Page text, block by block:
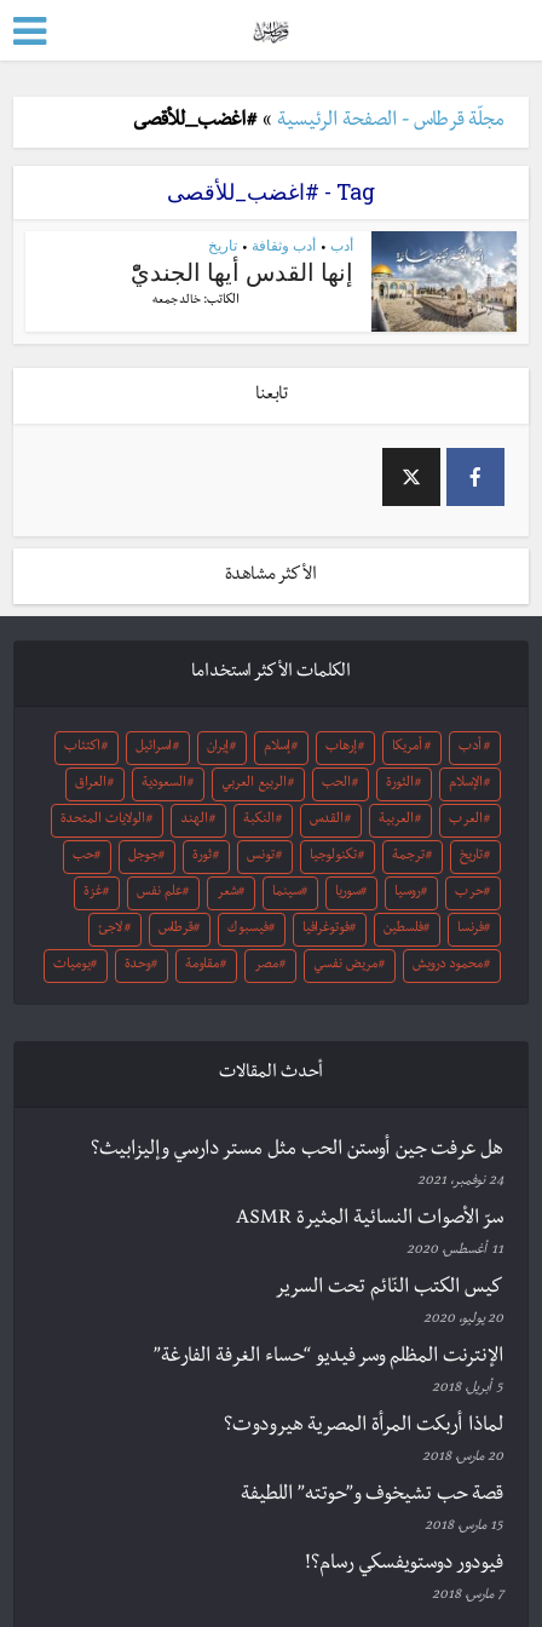
مجلّة قرطاس - الصفحة الرئيسية »#اغضب_للأقصى
Tag - #اغضب_للأقصى
أدب • أدب وثقافة • تاريخ
إنها القدس أيها الجنديّْ
الكاتب:خالد جمعه
تابعنا
الأكثر مشاهدة
الكلمات الأكثر استخداما
أدب أمريكا إرهاب إسلام إيران اسرائيل اكتئاب
الإسلام الثورة الحب الربيع العربي السعودية العراق
العرب العربية القدس النكبة الهند الولايات المتحدة
تاريخ ترجمة تكنولوجيا تونس ثورة جوجل حب
حرب روسيا سوريا سينما شعر علم نفس غزة
فرنسا فلسطين فوتوغرافيا فيسبوك قرطاس لاجئ
محمود درويش مريض نفسي مصر مقاومة وحدة يوميات
أحدث المقالات
هل عرفت جين أوستن الحب مثل مستر دارسي وإليزابيث؟
24 نوفمبر، 2021
سرّ الأصوات النسائية المثيرة ASMR
11 أغسطس، 2020
كيس الكتب النّائم تحت السرير
20 يوليو، 2020
الإنترنت المظلم وسر فيديو “حساء الغرفة الفارغة”
5 أبريل، 2018
لماذا أربكت المرأة المصرية هيرودوت؟
20 مارس، 2018
قصة حب تشيخوف و”حوتته” اللطيفة
15 مارس، 2018
فيودور دوستويفسكي رسام؟!
7 مارس، 2018